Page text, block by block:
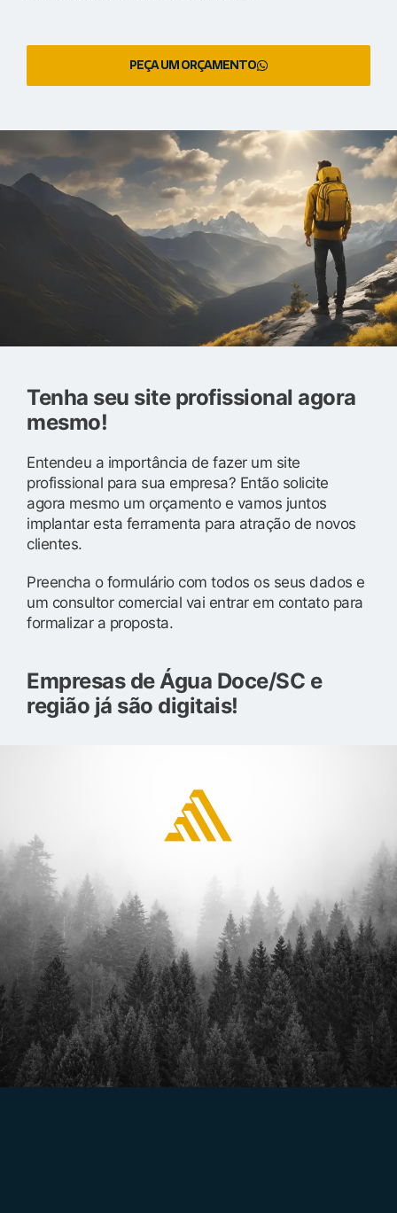
PEÇA UM ORÇAMENTO
Tenha seu site profissional agora
mesmo!
Entendeu a importância de fazer um site
profissional para sua empresa? Então solicite
agora mesmo um orçamento e vamos juntos
implantar esta ferramenta para atração de novos
clientes.
Preencha o formulário com todos os seus dados e
um consultor comercial vai entrar em contato para
formalizar a proposta.
Empresas de Água Doce/SC e
região já são digitais!